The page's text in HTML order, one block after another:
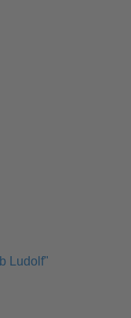
Ludolf"